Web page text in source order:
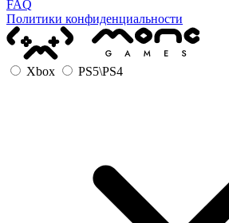
FAQ
Политики конфиденциальности
Xbox PS5\PS4